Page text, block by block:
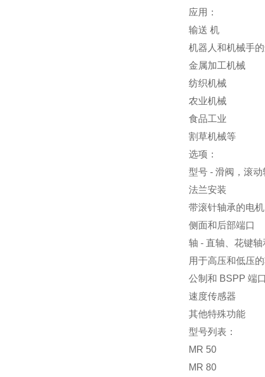
应用：
输送 机
机器人和机械手
金属加工机械
纺织机械
农业机械
食品工业
割草机械等
选项：
型号 - 滑阀，滚动
法兰安装
带滚针轴承的电机
侧面和后部端口
轴 - 直轴、花键
用于高压和低压
公制和 BSPP 端
速度传感器
其他特殊功能
型号列表：
MR 50
MR 80